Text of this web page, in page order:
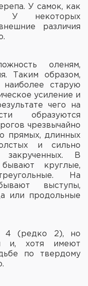
У самок, как
У некоторых
различия
оленям,
Таким образом,
старую
усиление и
чего на
образуются
чрезвычайно
прямых, длинных
и сильно
закрученных. В
круглые,
На
выступы,
или продольные
4 (редко 2), но
и, хотя имеют
по твердому